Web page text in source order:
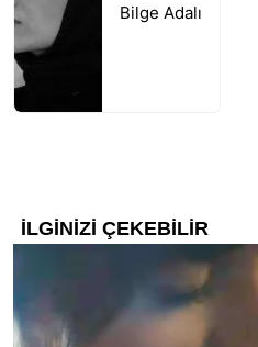
Bilge Adalı